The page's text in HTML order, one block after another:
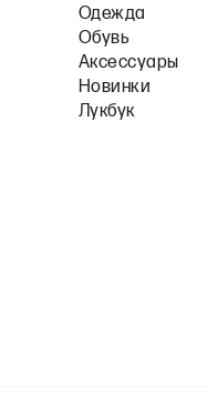
Одежда
Обувь
Аксессуары
Новинки
Лукбук